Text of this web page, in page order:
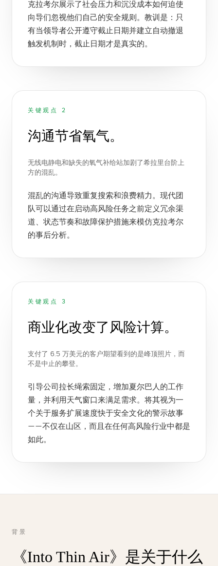
克拉考尔展示了社会压力和沉没成本如何迫使
向导们忽视他们自己的安全规则。教训是：只
有当领导者公开遵守截止日期并建立自动撤退
触发机制时，截止日期才是真实的。
关键观点 2
沟通节省氧气。
无线电静电和缺失的氧气补给站加剧了希拉里台阶上
方的混乱。
混乱的沟通导致重复搜索和浪费精力。现代团
队可以通过在启动高风险任务之前定义冗余渠
道、状态节奏和故障保护措施来模仿克拉考尔
的事后分析。
关键观点 3
商业化改变了风险计算。
支付了 6.5 万美元的客户期望看到的是峰顶照片，而
不是中止的攀登。
引导公司拉长绳索固定，增加夏尔巴人的工作
量，并利用天气窗口来满足需求。将其视为一
个关于服务扩展速度快于安全文化的警示故事
——不仅在山区，而且在任何高风险行业中都是
如此。
背景
《Into Thin Air》是关于什么